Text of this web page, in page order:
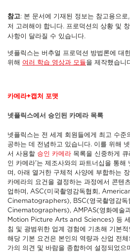
참고: 본 문서에 기재된 정보는 참고용으
저 고려해야 합니다. 프로덕션의 상황 및
사항이 달라질 수 있습니다.
넷플릭스는 버추얼 프로덕션 방법론에 대
위해 여러 학습 영상과 모듈을 제작했습니
카메라+캡처 포맷
넷플릭스에서 승인된 카메라 목록
넷플릭스는 전 세계 회원들에게 최고 수준
공하는 데 전념하고 있습니다. 이를 위해
서 사용할 승인 카메라 목록을 신중하게
인 카메라'는 제조사와의 파트너십을 통해
며, 아래 열거한 구체적 사양에 부합하는
카메라의 요건을 결정하는 과정에서 콘텐
업하며, ASC(미국촬영감독협회,
Cinematographers), BSC(영국촬영감
Cinematographers), AMPAS(영화예술
Motion Picture Arts and Sciences) 등 세
침 및 광범위한 업계 경험에 기초해 기본
해당 기본 요건은 본인의 역량과 산업 전
가의 의견 및 바람을 종합하여 설정되었으